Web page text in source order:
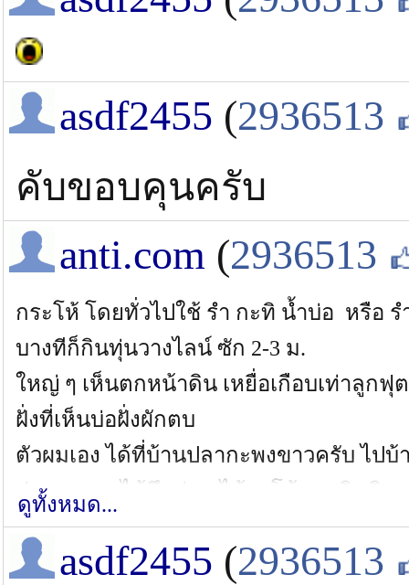
asdf2455 (2936513
คับขอบคุนครับ
anti.com (2936513
กระโห้ โดยทั่วไปใช้ รำ กะทิ น้ำบ่อ หรือ
บางทีก็กินทุ่นวางไลน์ ซัก 2-3 ม.
ใหญ่ ๆ เห็นตกหน้าดิน เหยื่อเกือบเท่าลูก
ฝั่งที่เห็นบ่อฝั่งผักตบ
ตัวผมเอง ได้ที่บ้านปลากะพงขาวครับ ไป
ส่วนมากจะได้บึกก่อน ได้กะโห้ตอนผิดคิว
ส่วนเทพา เห็นใช้ลุกปลานิลไซด์ 3 - 5 นิ้ว
ทางฝั่งใหญ่ แพกลาง เดินเข้าไปท้าย ๆ หน่
ดูทั้งหมด...
asdf2455 (2936513